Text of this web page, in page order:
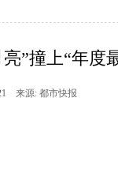
”撞上“年度
来源: 都市快报